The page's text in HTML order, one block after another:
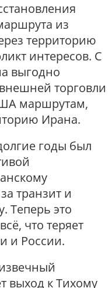
из
территорию
интересов. С
выгодно
торговли
маршрутам,
Ирана.
годы был
транзит и
Теперь это
что теряет
и России.
выход к Тихому